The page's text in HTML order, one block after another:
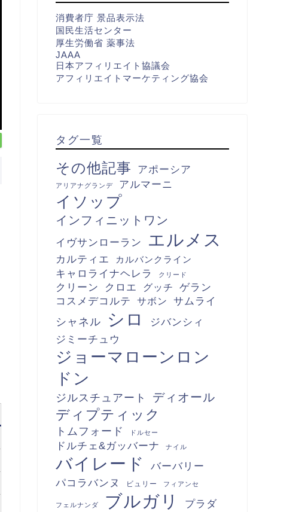
消費者庁 景品表示法
国民生活センター
厚生労働省 薬事法
JAAA
日本アフィリエイト協議会
アフィリエイトマーケティング協会
タグ一覧
その他記事 アポーシア
アリアナグランデ アルマーニ
イソップ
インフィニットワン
イヴサンローラン エルメス
カルティエ カルバンクライン
キャロライナヘレラ クリード
クリーン クロエ グッチ
ゲラン
コスメデコルテ
サボン サムライ
シャネル シロ ジバンシィ
ジミーチュウ
ジョーマローンロン
ドン
ジルスチュアート ディオール
ディプティック
トムフォード ドルセー
ドルチェ&ガッバーナ ナイル
バイレード バーバリー
パコラバンヌ ビュリー フィアンセ
フェルナンダ ブルガリ プラダ